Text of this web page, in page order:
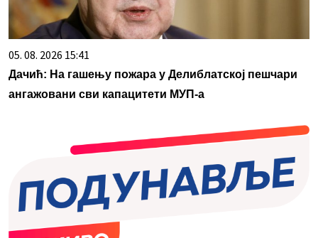
05. 08. 2026 15:41
Дачић: На гашењу пожара у Делиблатској пешчари
ангажовани сви капацитети МУП-а